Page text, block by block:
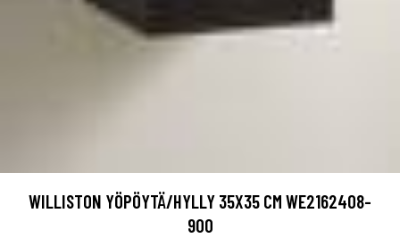
WILLISTON YÖPÖYTÄ/HYLLY 35X35 CM WE2162408-
900